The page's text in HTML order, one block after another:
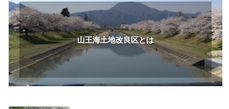
山王海土地改良区とは